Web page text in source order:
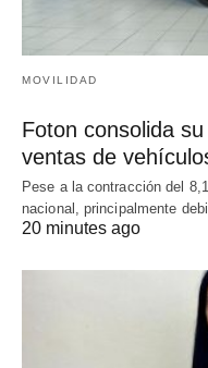
MOVILIDAD
Foton consolida
ventas de
Pese a la contracción del
nacional, principalmente
20 minutes ago